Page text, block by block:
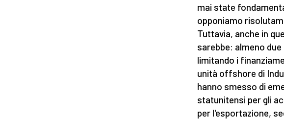
mai state
opponiamo
Tuttavia, anche in
sarebbe: almeno
limitando i
unità offshore di
hanno smesso di
statunitensi per gli
per l'esportazione,